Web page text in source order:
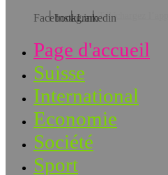
Téléchargez l’app!
Page d'accueil
Suisse
International
Economie
Société
Sport